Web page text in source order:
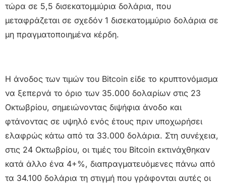
τώρα σε 5,5 δισεκατομμύρια δολάρια, που
μεταφράζεται σε σχεδόν 1 δισεκατομμύριο δολάρια σε
μη πραγματοποιημένα κέρδη.
Η άνοδος των τιμών του Bitcoin είδε το κρυπτονόμισμα
να ξεπερνά το όριο των 35.000 δολαρίων στις 23
Οκτωβρίου, σημειώνοντας διψήφια άνοδο και
φτάνοντας σε υψηλό ενός έτους πριν υποχωρήσει
ελαφρώς κάτω από τα 33.000 δολάρια. Στη συνέχεια,
στις 24 Οκτωβρίου, οι τιμές του Bitcoin εκτινάχθηκαν
κατά άλλο ένα 4+%, διαπραγματευόμενες πάνω από
τα 34.100 δολάρια τη στιγμή που γράφονται αυτές οι